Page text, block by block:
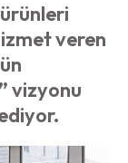
veren
vizyonu